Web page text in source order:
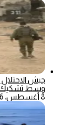
جيش
وسط تشكيك
8 أغسطس، 2026